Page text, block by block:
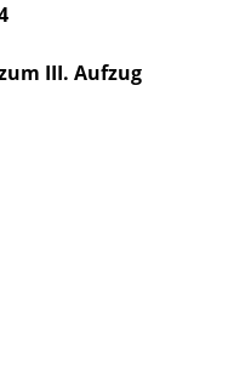
III. Aufzug